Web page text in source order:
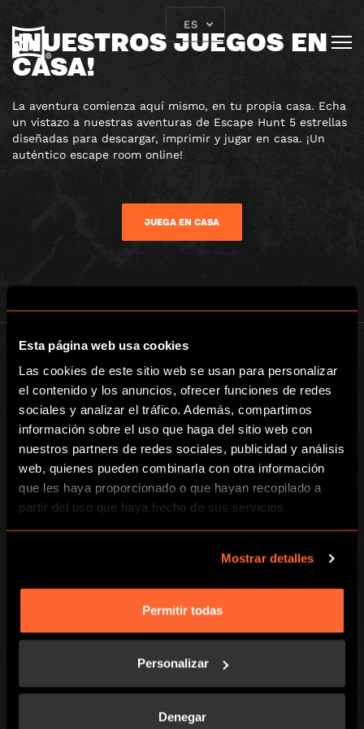
Esta página web usa cookies
Las cookies de este sitio web se usan para personalizar
el contenido y los anuncios, ofrecer funciones de redes
sociales y analizar el tráfico. Además, compartimos
información sobre el uso que haga del sitio web con
nuestros partners de redes sociales, publicidad y análisis
web, quienes pueden combinarla con otra información
que les haya proporcionado o que hayan recopilado a
partir del uso que haya hecho de sus servicios.
Mostrar detalles
Permitir todas
Personalizar
Denegar
ES
¡NUESTROS JUEGOS EN
CASA!
La aventura comienza aquí mismo, en tu propia casa. Echa
un vistazo a nuestras aventuras de Escape Hunt 5 estrellas
diseñadas para descargar, imprimir y jugar en casa. ¡Un
auténtico escape room online!
JUEGA EN CASA
Escape Room Barcelona SL.
Registered address: C. Nàpols, 255 bis
08025-Barcelona, Spain
Escape Hunt Group Limited (UK CRN: 10676408)
©️ 2026. All Rights Reserved.
GLOBAL
Sobre nosotros
Inversores